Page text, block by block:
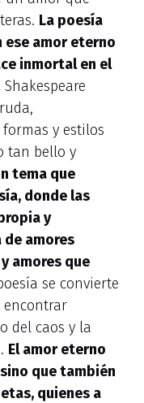
La poesía
ese amor eterno
inmortal en el
y estilos
tan bello y
tema que
donde las
y
amores
amores que
se convierte
encontrar
del caos y la
El amor eterno
que también
quienes a